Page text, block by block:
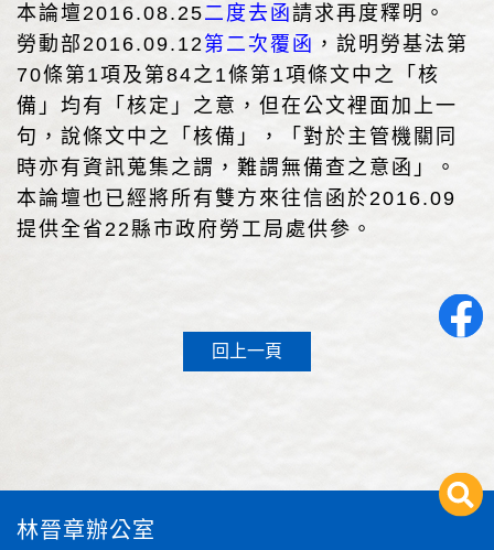
本論壇2016.08.25二度去函請求再度釋明。
勞動部2016.09.12 第二次覆函 ，說明勞基法第
70條第1項及第84之1條第1項條文中之「核
備」均有「核定」之意，但在公文裡面加上一
句，說條文中之「核備」，「對於主管機關同
時亦有資訊蒐集之謂，難謂無備查之意函」。
本論壇也已經將所有雙方來往信函於2016.09
提供全省22縣市政府勞工局處供參。
回上一頁
林晉章辦公室